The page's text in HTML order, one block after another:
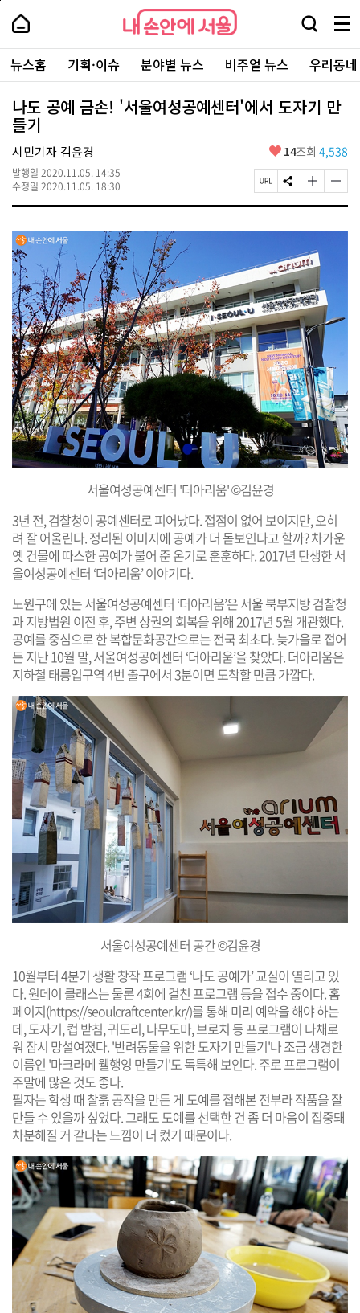
본
로
가
내
손
안
에
서
울
-
서
울
시
대
표
소
통
포
내
손
에
울
검
창
열
기
메
뉴
전
체
보
주
요
서
뉴스홈 기획·이슈 분야별 뉴스 비주얼 뉴스 우리동
나도 공예 금손! '서울여성공예센터'에서 도자기 만
들기
시민기자 김윤경
발행일 2020.11.05. 14:35
수정일 2020.11.05. 18:30
좋
요
14조회 4,538
페
이
U
복
사
S
N
공
하
기
글
자
기
게
변
경
하
기
글
자
기
서울여성공예센터 '더아리움' ©김윤경
3년 전, 검찰청이 공예센터로 피어났다. 접점이 없어 보이지만, 오히
려 잘 어울린다. 정리된 이미지에 공예가 더 돋보인다고 할까? 차가운
옛 건물에 따스한 공예가 불어 준 온기로 훈훈하다. 2017년 탄생한 서
울여성공예센터 ‘더아리움’ 이야기다.
노원구에 있는 서울여성공예센터 ‘더아리움’은 서울 북부지방 검찰청
과 지방법원 이전 후, 주변 상권의 회복을 위해 2017년 5월 개관했다.
공예를 중심으로 한 복합문화공간으로는 전국 최초다. 늦가을로 접어
든 지난 10월 말, 서울여성공예센터 ‘더아리움’을 찾았다. 더아리움은
지하철 태릉입구역 4번 출구에서 3분이면 도착할 만큼 가깝다.
서울여성공예센터 공간 ©김윤경
10월부터 4분기 생활 창작 프로그램 ‘나도 공예가’ 교실이 열리고 있
다. 원데이 클래스는 물론 4회에 걸친 프로그램 등을 접수 중이다. 홈
페이지(https://seoulcraftcenter.kr/)를 통해 미리 예약을 해야 하는
데, 도자기, 컵 받침, 귀도리, 나무도마, 브로치 등 프로그램이 다채로
워 잠시 망설여졌다. '반려동물을 위한 도자기 만들기'나 조금 생경한
이름인 '마크라메 웰행잉 만들기'도 독특해 보인다. 주로 프로그램이
주말에 많은 것도 좋다.
필자는 학생 때 찰흙 공작을 만든 게 도예를 접해본 전부라 작품을 잘
만들 수 있을까 싶었다. 그래도 도예를 선택한 건 좀 더 마음이 집중돼
차분해질 거 같다는 느낌이 더 컸기 때문이다.
페
상
단
로